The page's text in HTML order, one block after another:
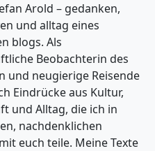
Arold – gedanken,
und alltag eines
blogs. Als
Beobachterin des
und neugierige Reisende
Eindrücke aus Kultur,
und Alltag, die ich in
nachdenklichen
euch teile. Meine Texte